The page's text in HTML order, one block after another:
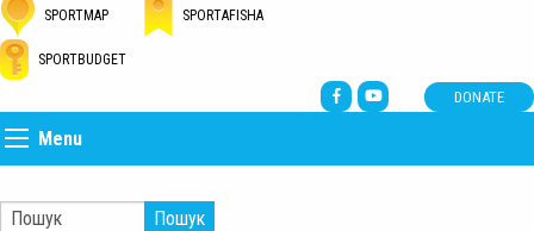
SPORTMAP SPORTAFISHA
SPORTBUDGET
DONATE
Menu
Пошук